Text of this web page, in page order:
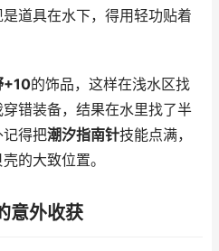
道具在水下，得用轻功贴着
+10的饰品，这样在浅水区找
错装备，结果在水里找了半
记得把潮汐指南针技能点满，
的大致位置。
意外收获